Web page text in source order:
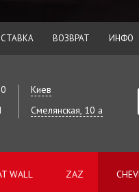
ВОЗВРАТ ИНФО
Киев
Смелянская, 10 а
WALL ZAZ